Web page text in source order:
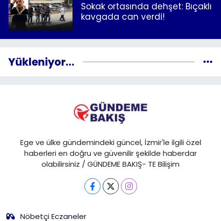
Sokak ortasında dehşet: Bıçaklı
kavgada can verdi!
Yükleniyor...
Ege ve ülke gündemindeki güncel, İzmir'le ilgili özel
haberleri en doğru ve güvenilir şekilde haberdar
olabilirsiniz / GÜNDEME BAKIŞ- TE Bilişim
Nöbetçi Eczaneler